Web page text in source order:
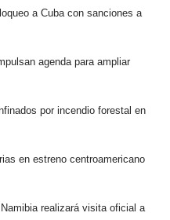
a Cuba con sanciones a
agenda para ampliar
por incendio forestal en
en estreno centroamericano
realizará visita oficial a